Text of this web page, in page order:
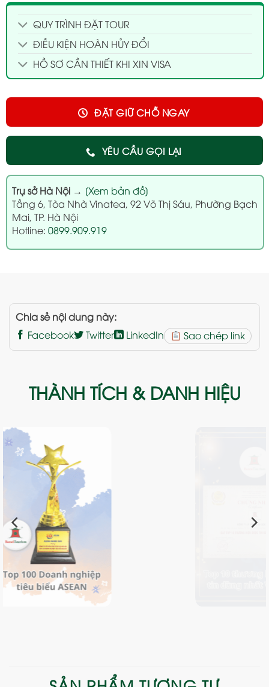
QUY TRÌNH ĐẶT TOUR
ĐIỀU KIỆN HOÀN HỦY ĐỔI
HỒ SƠ CẦN THIẾT KHI XIN VISA
YÊU CẦU GỌI LẠI
ĐẶT GIỮ CHỖ NGAY
Trụ sở Hà Nội→ [Xem bản đồ]
Tầng 6, Tòa Nhà Vinatea, 92 Võ Thị Sáu, Phường Bạch
Mai, TP. Hà Nội
Hotline: 0899.909.919
Chia sẻ nội dung này:
Facebook
Twitter LinkedIn Sao chép link
THÀNH TÍCH & DANH HIỆU